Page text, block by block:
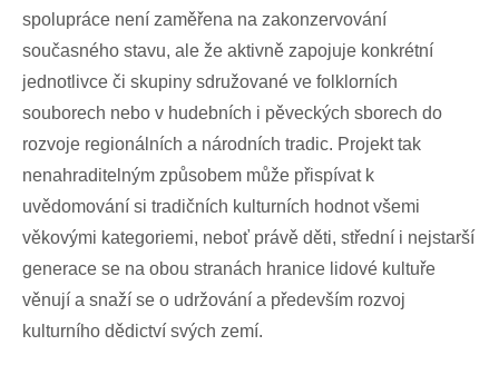
spolupráce není zaměřena na zakonzervování
současného stavu, ale že aktivně zapojuje konkrétní
jednotlivce či skupiny sdružované ve folklorních
souborech nebo v hudebních i pěveckých sborech do
rozvoje regionálních a národních tradic. Projekt tak
nenahraditelným způsobem může přispívat k
uvědomování si tradičních kulturních hodnot všemi
věkovými kategoriemi, neboť právě děti, střední i nejstarší
generace se na obou stranách hranice lidové kultuře
věnují a snaží se o udržování a především rozvoj
kulturního dědictví svých zemí.